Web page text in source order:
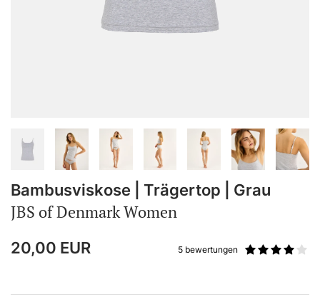
Bambusviskose | Trägertop | Grau
JBS of Denmark Women
20,00 EUR 5 bewertungen